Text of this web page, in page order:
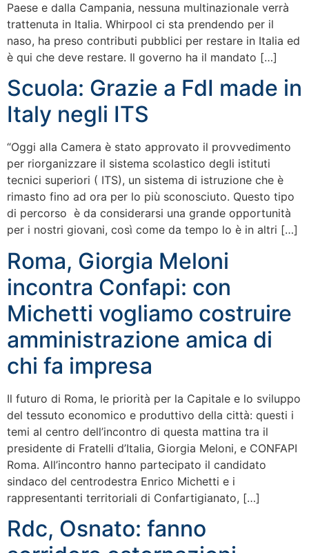
Paese e dalla Campania, nessuna multinazionale verrà
trattenuta in Italia. Whirpool ci sta prendendo per il
naso, ha preso contributi pubblici per restare in Italia ed
è qui che deve restare. Il governo ha il mandato […]
Scuola: Grazie a FdI made in
Italy negli ITS
“Oggi alla Camera è stato approvato il provvedimento
per riorganizzare il sistema scolastico degli istituti
tecnici superiori ( ITS), un sistema di istruzione che è
rimasto fino ad ora per lo più sconosciuto. Questo tipo
di percorso è da considerarsi una grande opportunità
per i nostri giovani, così come da tempo lo è in altri […]
Roma, Giorgia Meloni
incontra Confapi: con
Michetti vogliamo costruire
amministrazione amica di
chi fa impresa
Il futuro di Roma, le priorità per la Capitale e lo sviluppo
del tessuto economico e produttivo della città: questi i
temi al centro dell’incontro di questa mattina tra il
presidente di Fratelli d’Italia, Giorgia Meloni, e CONFAPI
Roma. All’incontro hanno partecipato il candidato
sindaco del centrodestra Enrico Michetti e i
rappresentanti territoriali di Confartigianato, […]
Rdc, Osnato: fanno